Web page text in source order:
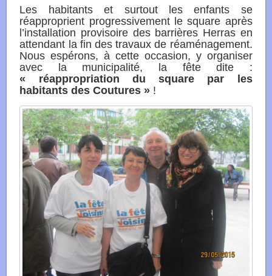
Les habitants et surtout les enfants se
réapproprient progressivement le square après
l’installation provisoire des barrières Herras en
attendant la fin des travaux de réaménagement.
Nous espérons, à cette occasion, y organiser
avec la municipalité, la fête dite :
« réappropriation du square par les
habitants des Coutures » !